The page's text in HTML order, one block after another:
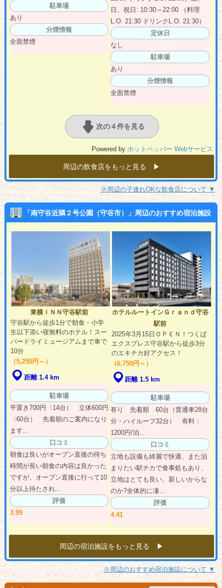
駐車場
あり
分煙情報
全面禁煙
日、祝日: 10:30～22:00 （料理
L.O. 21:30 ドリンクL.O. 21:30）
定休日
なし
駐車場
あり
分煙情報
全面禁煙
次の４件を見る
Powered by ホットペッパー Webサービス
周辺の飲食店をもっと見る ▶︎
※周辺の子連れOKな飲食店について ▼
「南守谷近隣２号公園（守谷市）」周辺のおすすめ宿泊施設
東横ＩＮＮ守谷駅前
守谷駅から徒歩1分で朝食・小学
生以下添い寝無料のホテル！スー
パードライミュージアムまで車で
10分
（5,250円～）
距離 1.4 km
駐車場
平置き700円〈14台） 立体600円
〈60台） 先着順のご案内になり
ます...
口コミ
朝食は良いがオープン直後の待ち
時間が長い朝食の内容は良かった
ですが、オープン直後に行って10
分以上待たされ...
評価
3.99
ホテルルートインＧｒａｎｄ守谷
駅前
2025年3月15日ＯＰＥＮ！つくば
エクスプレス守谷駅から徒歩3分
のエキチカ好アクセス！
（6,750円～）
距離 1.5 km
駐車場
有り 先着順 60台（普通車28台
分・ハイルーフ32台） 有料：
1200円/泊...
口コミ
立地も設備も綺麗で快適、また泊
まりたい駅チカで食事処もあり、
立地はとても良い。新しいからな
のか?全体的に凄...
評価
4.41
周辺の宿泊施設をもっと見る ▶︎
※周辺のおすすめ宿泊施設について ▼